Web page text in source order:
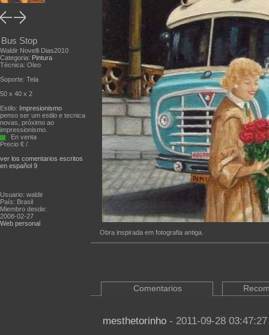
Bus Stop
Waldir Novelli Dias2010
Categoria: Pintura
Técnica: Oleo
Soporte: Tela
50 x 40 x 2
Estilo: Impresionismo
penso ser um estilo e tecnica
novas, próximo ao
impressionismo.
En venta
Precio € /
ver los comentarios escritos
en español 9
Usuario: waldir
País: Brasil
Miembro desde:
2008-02-27
Web personal
Obra inspirada em fotografia antiga.
Comentarios
mesthetorinho - 2011-09-28 03:47:27